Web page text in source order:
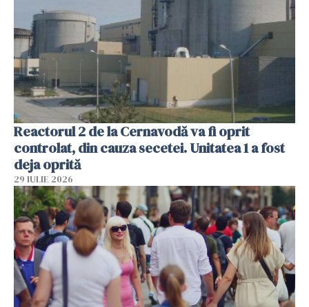
Reactorul 2 de la Cernavodă va fi oprit
controlat, din cauza secetei. Unitatea 1 a fost
deja oprită
29 IULIE 2026